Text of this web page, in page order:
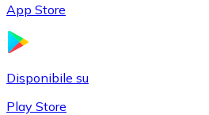
App Store
Disponibile su
Play Store